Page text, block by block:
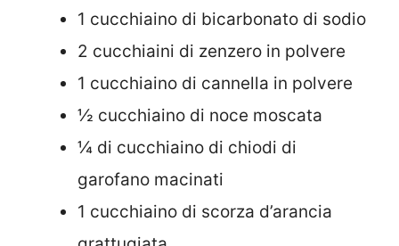
1 cucchiaino di bicarbonato di sodio
2 cucchiaini di zenzero in polvere
1 cucchiaino di cannella in polvere
½ cucchiaino di noce moscata
¼ di cucchiaino di chiodi di
garofano macinati
1 cucchiaino di scorza d’arancia